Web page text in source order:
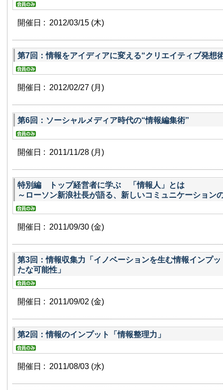
開催日 : 2012/03/15 (木)
第7回：情報をアイディアに変える“クリエイティブ発想
開催日 : 2012/02/27 (月)
第6回：ソーシャルメディア時代の“情報編集術”
開催日 : 2011/11/28 (月)
特別編 トップ経営者に学ぶ 「情報人」とは
～ローソン新浪社長が語る、新しいコミュニケーショ
開催日 : 2011/09/30 (金)
第3回：情報収集力「イノベーションを生む情報インプ
たな可能性」
開催日 : 2011/09/02 (金)
第2回：情報のインプット「情報整理力」
開催日 : 2011/08/03 (水)